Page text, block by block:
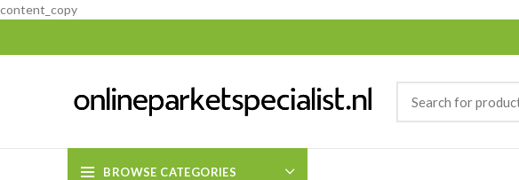
content_copy
BROWSE CATEGORIES